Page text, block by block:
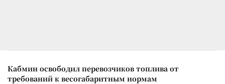
Кабмин освободил перевозчиков топлива от
требований к весогабаритным нормам